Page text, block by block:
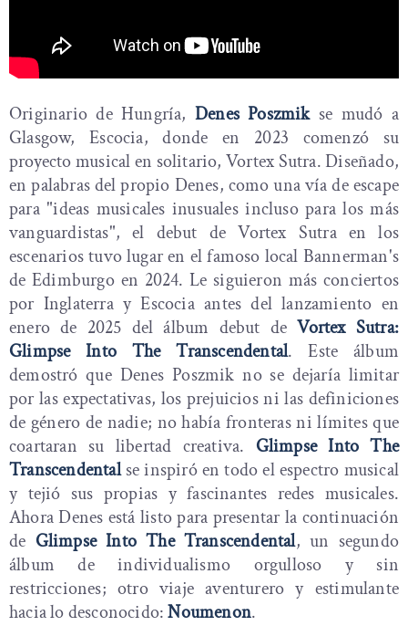
Originario de Hungría, Denes Poszmikse mudó a
Glasgow, Escocia, donde en 2023 comenzó su
proyecto musical en solitario, Vortex Sutra. Diseñado,
en palabras del propio Denes, como una vía de escape
para "ideas musicales inusuales incluso para los más
vanguardistas", el debut de Vortex Sutra en los
escenarios tuvo lugar en el famoso local Bannerman's
de Edimburgo en 2024. Le siguieron más conciertos
por Inglaterra y Escocia antes del lanzamiento en
enero de 2025 del álbum debut deVortex Sutra:
Glimpse Into The Transcendental. Este álbum
demostró que Denes Poszmik no se dejaría limitar
por las expectativas, los prejuicios ni las definiciones
de género de nadie; no había fronteras ni límites que
coartaran su libertad creativa. Glimpse Into The
Transcendentalse inspiró en todo el espectro musical
y tejió sus propias y fascinantes redes musicales.
Ahora Denes está listo para presentar la continuación
de Glimpse Into The Transcendental, un segundo
álbum de individualismo orgulloso y sin
restricciones; otro viaje aventurero y estimulante
hacia lo desconocido:Noumenon.